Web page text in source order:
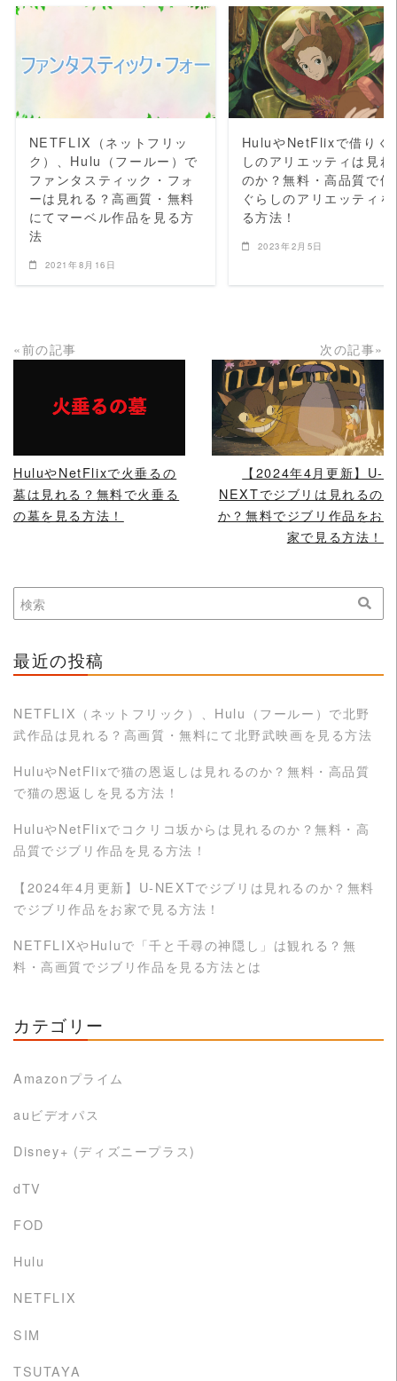
READ MORE
NETFLIX（ネットフリッ
ク）、Hulu（フールー）で
ファンタスティック・フォ
ーは見れる？高画質・無料
にてマーベル作品を見る方
法
2021年8月16日
READ MORE
HuluやNetFlixで借りぐ
しのアリエッティは見れ
のか？無料・高品質で借
ぐらしのアリエッティを
る方法！
2023年2月5日
«前の記事
READ MORE
HuluやNetFlixで火垂るの
墓は見れる？無料で火垂る
の墓を見る方法！
次の記事»
READ MORE
【2024年4月更新】U-
NEXTでジブリは見れるの
か？無料でジブリ作品をお
家で見る方法！
最近の投稿
NETFLIX（ネットフリック）、Hulu（フールー）で北野
武作品は見れる？高画質・無料にて北野武映画を見る方法
HuluやNetFlixで猫の恩返しは見れるのか？無料・高品質
で猫の恩返しを見る方法！
HuluやNetFlixでコクリコ坂からは見れるのか？無料・高
品質でジブリ作品を見る方法！
【2024年4月更新】U-NEXTでジブリは見れるのか？無料
でジブリ作品をお家で見る方法！
NETFLIXやHuluで「千と千尋の神隠し」は観れる？無
料・高画質でジブリ作品を見る方法とは
カテゴリー
Amazonプライム
auビデオパス
Disney+ (ディズニープラス)
dTV
FOD
Hulu
NETFLIX
SIM
TSUTAYA